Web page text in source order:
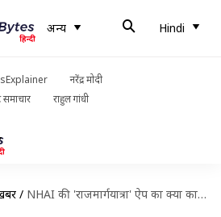
अन्य Hindi
नरेंद्र मोदी
समाचार राहुल गांधी
/ NHAI की 'राजमार्गयात्रा' ऐप का क्या काम है?